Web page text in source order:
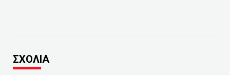
ΣΧΟΛΙΑ